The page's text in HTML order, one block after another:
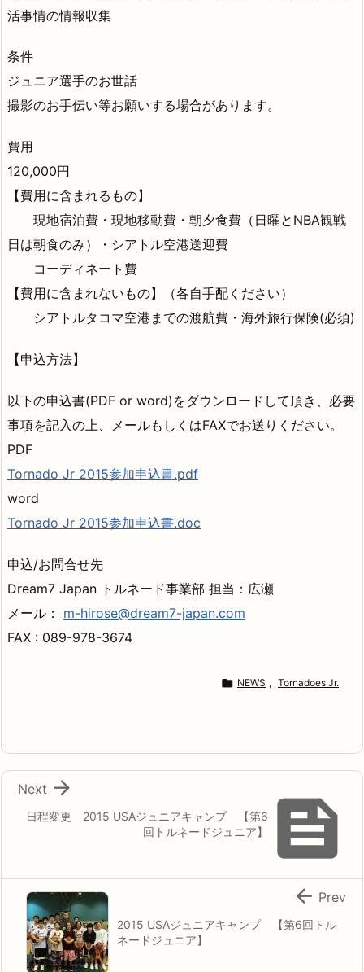
活事情の情報収集
条件
ジュニア選手のお世話
撮影のお手伝い等お願いする場合があります。
費用
120,000円
【費用に含まれるもの】
現地宿泊費・現地移動費・朝夕食費（日曜とNBA観戦
日は朝食のみ）・シアトル空港送迎費
コーディネート費
【費用に含まれないもの】
（各自手配ください）
シアトルタコマ空港までの渡航費・海外旅行保険(必須)
【申込方法】
以下の申込書(PDF or word)をダウンロードして頂き、必要
事項を記入の上、メールもしくはFAXでお送りください。
PDF
Tornado Jr 2015参加申込書.pdf
word
Tornado Jr 2015参加申込書.doc
申込/お問合せ先
Dream7 Japan トルネード事業部 担当：広瀬
メール： m-hirose@dream7-japan.com
FAX : 089-978-3674
 NEWS , Tornadoes Jr.

日程変更 2015 USAジュニアキャンプ 【第6
回トルネードジュニア】

Next
2015 USAジュニアキャンプ 【第6回トル
ネードジュニア】
 Prev